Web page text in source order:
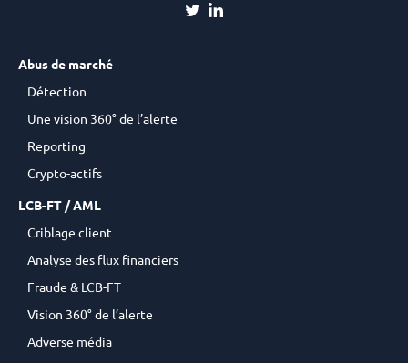
Abus de marché
Détection
Une vision 360° de l’alerte
Reporting
Crypto-actifs
LCB-FT / AML
Criblage client
Analyse des flux financiers
Fraude & LCB-FT
Vision 360° de l’alerte
Adverse média